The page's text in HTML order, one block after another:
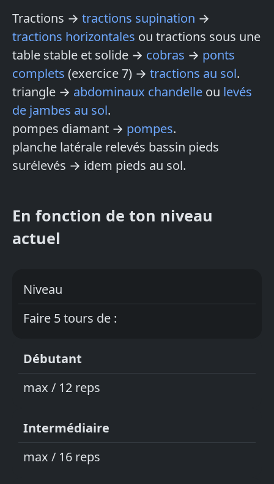
Tractions → tractions supination →
tractions horizontales ou tractions sous une
table stable et solide → cobras → ponts
complets (exercice 7) → tractions au sol.
triangle → abdominaux chandelle ou levés
de jambes au sol.
pompes diamant → pompes.
planche latérale relevés bassin pieds
surélevés → idem pieds au sol.
En fonction de ton niveau
actuel
Niveau
Faire 5 tours de :
Débutant
max / 12 reps
Intermédiaire
max / 16 reps